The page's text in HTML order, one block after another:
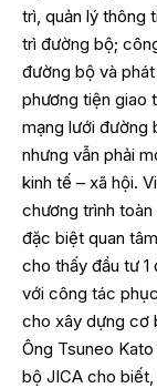
trì, quản lý thông
trì đường bộ;
đường bộ và
phương tiện giao
mạng lưới đường
nhưng vẫn phải
kinh tế – xã hội.
chương trình
đặc biệt quan
cho thấy đầu tư
với công tác
cho xây dựng cơ
Ông Tsuneo
bộ JICA cho